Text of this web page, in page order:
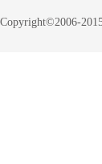
Copyright©2006-